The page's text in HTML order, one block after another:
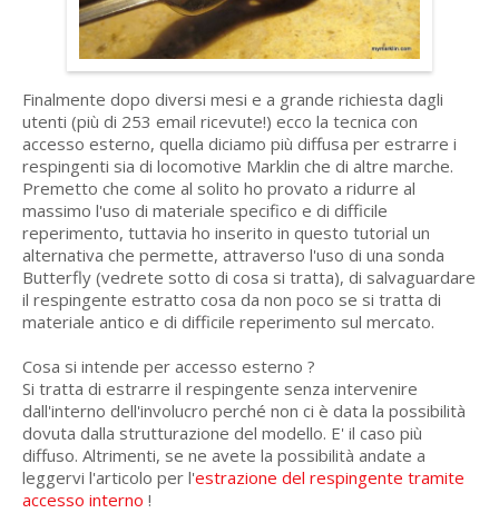
Finalmente dopo diversi mesi e a grande richiesta dagli
utenti (più di 253 email ricevute!) ecco la tecnica con
accesso esterno, quella diciamo più diffusa per estrarre i
respingenti sia di locomotive Marklin che di altre marche.
Premetto che come al solito ho provato a ridurre al
massimo l'uso di materiale specifico e di difficile
reperimento, tuttavia ho inserito in questo tutorial un
alternativa che permette, attraverso l'uso di una sonda
Butterfly (vedrete sotto di cosa si tratta), di salvaguardare
il respingente estratto cosa da non poco se si tratta di
materiale antico e di difficile reperimento sul mercato.
Cosa si intende per accesso esterno ?
Si tratta di estrarre il respingente senza intervenire
dall'interno dell'involucro perché non ci è data la possibilità
dovuta dalla strutturazione del modello. E' il caso più
diffuso. Altrimenti, se ne avete la possibilità andate a
leggervi l'articolo per l'estrazione del respingente tramite
accesso interno !